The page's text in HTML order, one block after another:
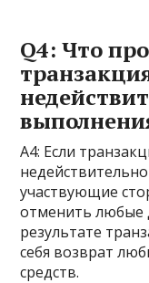
Q4: Что
A4: Если
участвующие
отменить любые
результате
себя возврат
средств.